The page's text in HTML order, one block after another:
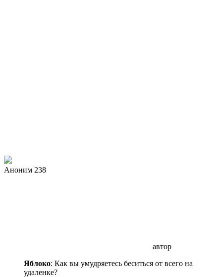
Аноним 238
автор
Яблоко: Как вы умудряетесь беситься от всего на
удаленке?